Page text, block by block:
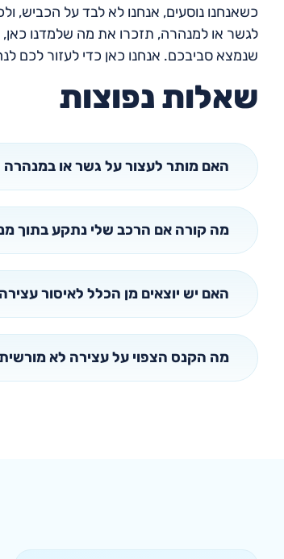
כשאנחנו נוסעים, אנחנו לא לבד על
לגשר או למנהרה, תזכרו את מה שלמדנו כאן,
שנמצא סביבכם. אנחנו כאן כדי לעזור לכם
שאלות נפוצות
האם מותר לעצור על גשר או במנהרה
מה קורה אם הרכב שלי נתקע בתוך
האם יש יוצאים מן הכלל לאיסור
מה הקנס הצפוי על עצירה לא